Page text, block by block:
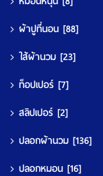
ผ้าปูที่นอน [88]
ใส้ผ้านวม [23]
ท็อปเปอร์ [7]
สลิปเปอร์ [2]
ปลอกผ้านวม [136]
ปลอกหมอน [16]